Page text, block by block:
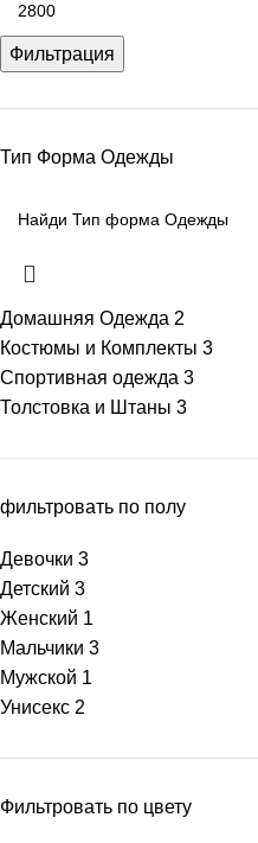
Фильтрация
Тип Форма Одежды
Домашняя Одежда 2
Костюмы и Комплекты 3
Спортивная одежда 3
Толстовка и Штаны 3
фильтровать по полу
Девочки 3
Детский 3
Женский 1
Мальчики 3
Мужской 1
Унисекс 2
Фильтровать по цвету